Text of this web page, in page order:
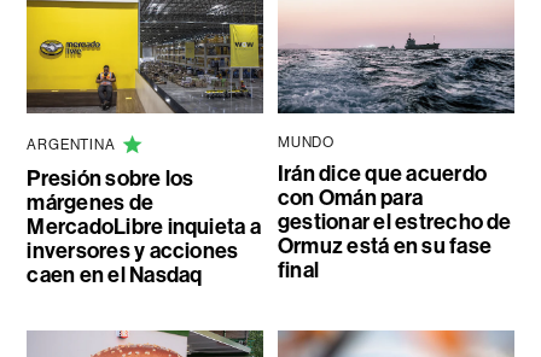
ARGENTINA
Presión sobre los
márgenes de
MercadoLibre inquieta a
inversores y acciones
caen en el Nasdaq
MUNDO
Irán dice que acuerdo
con Omán para
gestionar el estrecho de
Ormuz está en su fase
final